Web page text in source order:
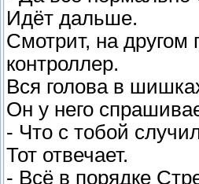
Идёт дальше.
Смотрит, на
контроллер.
Вся голова в
Он у него
- Что с тобой
Тот отвечает.
- Всё в порядке